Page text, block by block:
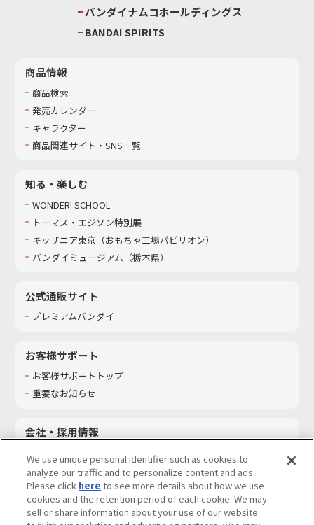
バンダイナムコホールディングス
BANDAI SPIRITS
商品情報
商品検索
発売カレンダー
キャラクター
商品関連サイト・SNS一覧
知る・楽しむ
WONDER! SCHOOL
トーマス・エジソン特別展
キッザニア東京（おもちゃ工場パビリオン）​
バンダイミュージアム（栃木県）
公式通販サイト
プレミアムバンダイ
お客様サポート
お客様サポートトップ
重要なお知らせ
会社・採用情報
採用情報
サステナビリティ
お問い合わせ
We use unique personal identifier such as cookies to
analyze our traffic and to personalize content and ads.
Please click here to see more details about how we use
cookies and the retention period of each cookie. We may
sell or share information about your use of our website